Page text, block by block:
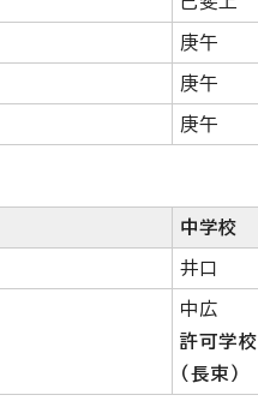
庚午
庚午
庚午
中学校
井口
中広
許可学校
（長束）